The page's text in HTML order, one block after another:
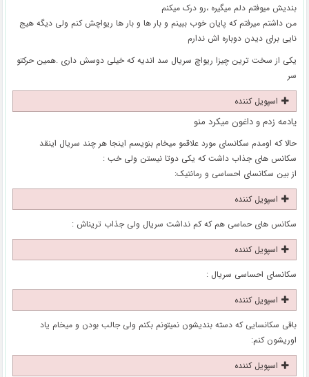
بندیش میوفتم دلم میگیره ،رو درک میکنم
من داشتم میرفتم که پایان خوب ببینم و بار ها و بار ها ریواچش کنم ولی دیگه هیج
نایی برای دیدن دوباره اش ندارم
یکی از سخت ترین چیزا ریواچ سریال سد اندیه که خیلی دوسش داری .همین حرکتو
سر
اسپویل کننده
یادمه زدم و داغون میکرد منو
حالا که اومدم سکانسای مورد علاقمو میخام بنویسم اینجا هر چند سریال اینقد
سکانس های جذاب داشت که یکی دوتا نیستن ولی خب :
از بین سکانسای احساسی و رمانتیک:
اسپویل کننده
سکانس های حماسی هم که کم نداشت سریال ولی جذاب تریناش :
اسپویل کننده
سکانسای احساسی سریال :
اسپویل کننده
باقی سکانسایی که دسته بندیشون نمیتونم بکنم ولی جالب بودن و میخام یاد
اوریشون کنم:
اسپویل کننده